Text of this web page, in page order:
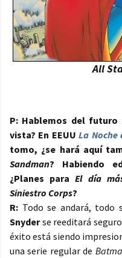
All
P: Hablemos del futuro
vista? En EEUULa Noche
tomo, ¿se hará aquí
Sandman? Habiendo
¿Planes paraEl día
Siniestro Corps?
R: Todo se andará, todo
Snyderse reeditará
éxito está siendo
una serie regular de